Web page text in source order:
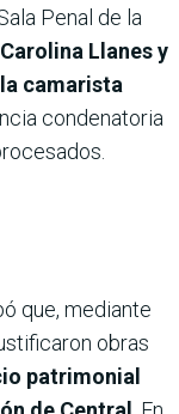
Penal de la
Llanes y
camarista
condenatoria
que, mediante
obras
patrimonial